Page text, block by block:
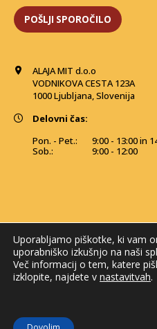
ALAJA MIT d.o.o
VODNIKOVA CESTA 123A
1000 Ljubljana, Slovenija
Delovni čas:
Pon. - Pet.:
Sob.:
9:00 - 13:00 in
9:00 - 12:00
Uporabljamo piškotke, ki vam
uporabniško izkušnjo na naši
Več informacij o tem, katere
izklopite, najdete v nastavitvah.